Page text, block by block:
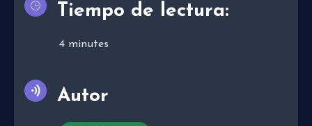
Tiempo de lectura:
4 minutes
Autor